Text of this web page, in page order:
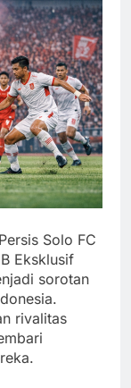
Solo FC
Eksklusif
sorotan
rivalitas